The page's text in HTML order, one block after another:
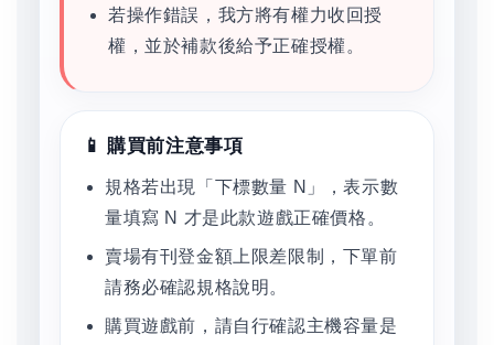
若操作錯誤，我方將有權力收回授
權，並於補款後給予正確授權。
📱 購買前注意事項
規格若出現「下標數量 N」，表示數
量填寫 N 才是此款遊戲正確價格。
賣場有刊登金額上限差限制，下單前
請務必確認規格說明。
購買遊戲前，請自行確認主機容量是